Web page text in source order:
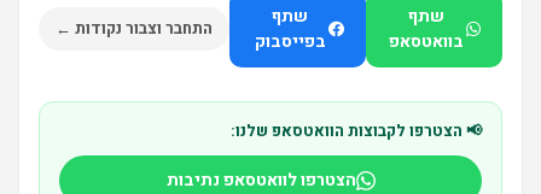
שתף
בוואטסאפ
שתף
בפייסבוק
התחבר וצבור נקודות ←
📢 הצטרפו לקבוצות הוואטסאפ שלנו:
הצטרפו לוואטסאפ נתיבות